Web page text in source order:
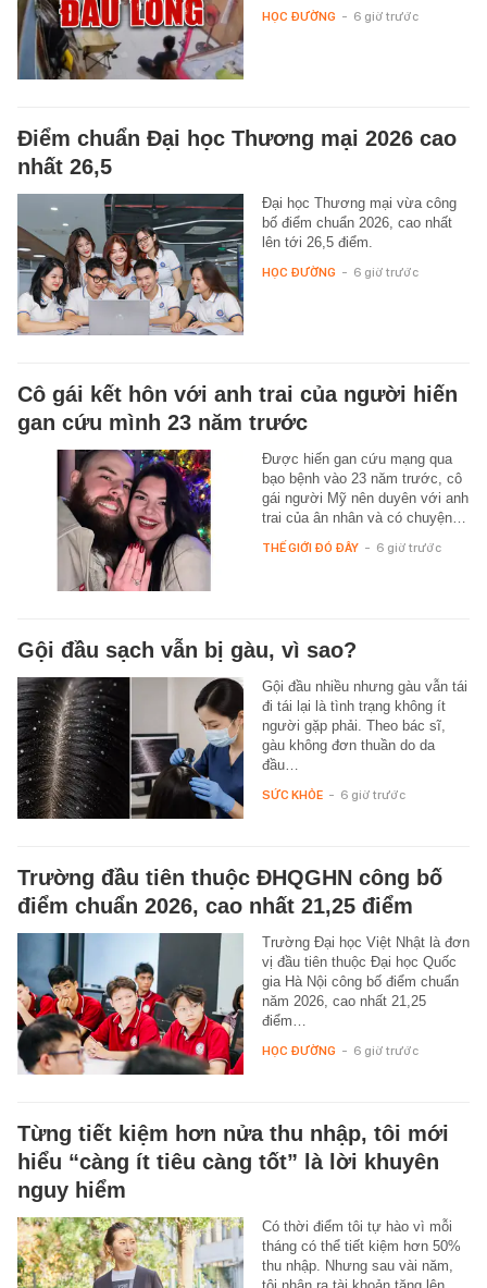
HỌC ĐƯỜNG - 6 giờ trước
Điểm chuẩn Đại học Thương mại 2026 cao
nhất 26,5
Đại học Thương mại vừa công
bố điểm chuẩn 2026, cao nhất
lên tới 26,5 điểm.
HỌC ĐƯỜNG - 6 giờ trước
Cô gái kết hôn với anh trai của người hiến
gan cứu mình 23 năm trước
Được hiến gan cứu mạng qua
bạo bệnh vào 23 năm trước, cô
gái người Mỹ nên duyên với anh
trai của ân nhân và có chuyện…
THẾ GIỚI ĐÓ ĐÂY - 6 giờ trước
Gội đầu sạch vẫn bị gàu, vì sao?
Gội đầu nhiều nhưng gàu vẫn tái
đi tái lại là tình trạng không ít
người gặp phải. Theo bác sĩ,
gàu không đơn thuần do da
đầu…
SỨC KHỎE - 6 giờ trước
Trường đầu tiên thuộc ĐHQGHN công bố
điểm chuẩn 2026, cao nhất 21,25 điểm
Trường Đại học Việt Nhật là đơn
vị đầu tiên thuộc Đại học Quốc
gia Hà Nội công bố điểm chuẩn
năm 2026, cao nhất 21,25
điểm…
HỌC ĐƯỜNG - 6 giờ trước
Từng tiết kiệm hơn nửa thu nhập, tôi mới
hiểu “càng ít tiêu càng tốt” là lời khuyên
nguy hiểm
Có thời điểm tôi tự hào vì mỗi
tháng có thể tiết kiệm hơn 50%
thu nhập. Nhưng sau vài năm,